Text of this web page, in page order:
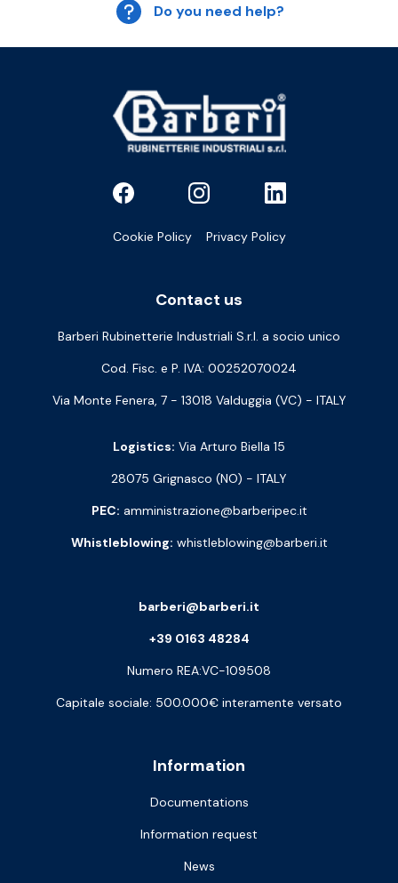
Do you need help?
Cookie Policy Privacy Policy
Contact us
Barberi Rubinetterie Industriali S.r.l. a socio unico
Cod. Fisc. e P. IVA: 00252070024
Via Monte Fenera, 7 - 13018 Valduggia (VC) - ITALY
Logistics: Via Arturo Biella 15
28075 Grignasco (NO) - ITALY
PEC: amministrazione@barberipec.it
Whistleblowing: whistleblowing@barberi.it
Information
Documentations
Information request
News
barberi@barberi.it
+39 0163 48284
Numero REA:VC-109508
Capitale sociale: 500.000€ interamente versato